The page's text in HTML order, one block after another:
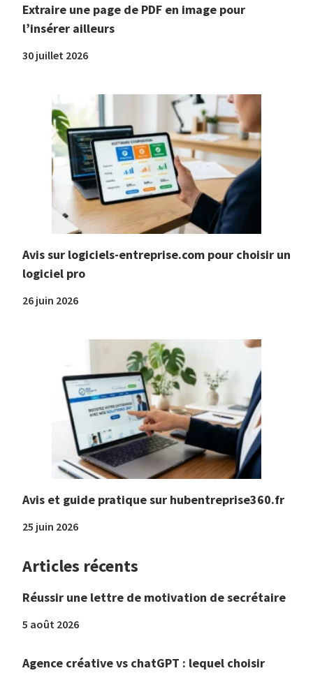
Extraire une page de PDF en image pour
l’insérer ailleurs
30 juillet 2026
Avis sur logiciels-entreprise.com pour choisir un
logiciel pro
26 juin 2026
Avis et guide pratique sur hubentreprise360.fr
25 juin 2026
Articles récents
Réussir une lettre de motivation de secrétaire
5 août 2026
Agence créative vs chatGPT : lequel choisir